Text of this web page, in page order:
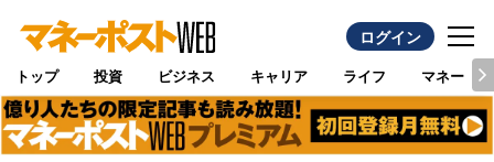
ログイン
トップ 投資 ビジネス キャリア ライフ マネー